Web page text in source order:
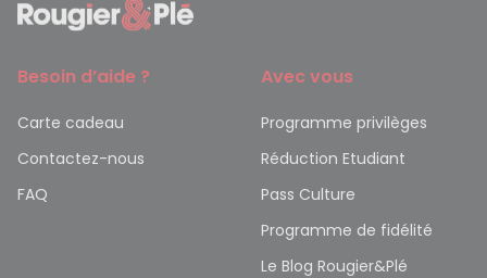
Besoin d’aide ?
Carte cadeau
Contactez-nous
FAQ
Avec vous
Programme privilèges
Réduction Etudiant
Pass Culture
Programme de fidélité
Le Blog Rougier&Plé